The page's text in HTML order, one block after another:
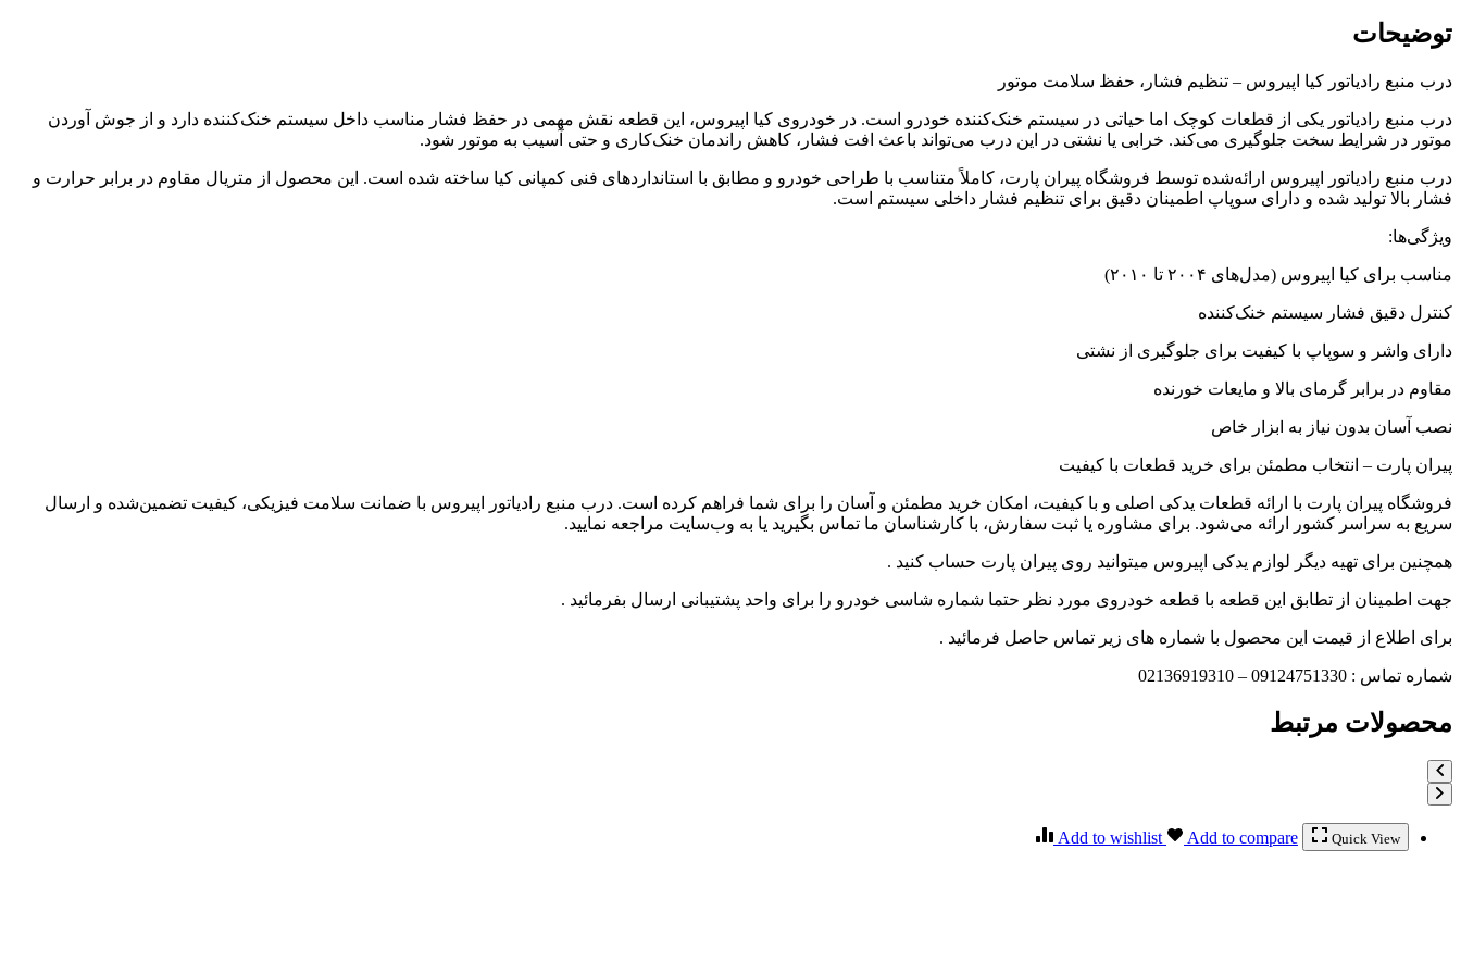
توضیحات
درب منبع رادیاتور کیا اپیروس – تنظیم فشار، حفظ سلامت موتور
درب منبع رادیاتور یکی از قطعات کوچک اما حیاتی در سیستم خنک‌کننده خودرو است. در خودروی کیا اپیروس، این قطعه نقش مهمی در حفظ فشار مناسب داخل سیستم خنک‌کننده دارد و از جوش آوردن
موتور در شرایط سخت جلوگیری می‌کند. خرابی یا نشتی در این درب می‌تواند باعث افت فشار، کاهش راندمان خنک‌کاری و حتی آسیب به موتور شود.
درب منبع رادیاتور اپیروس ارائه‌شده توسط فروشگاه پیران پارت، کاملاً متناسب با طراحی خودرو و مطابق با استانداردهای فنی کمپانی کیا ساخته شده است. این محصول از متریال مقاوم در برابر حرارت و
فشار بالا تولید شده و دارای سوپاپ اطمینان دقیق برای تنظیم فشار داخلی سیستم است.
ویژگی‌ها:
مناسب برای کیا اپیروس (مدل‌های ۲۰۰۴ تا ۲۰۱۰)
کنترل دقیق فشار سیستم خنک‌کننده
دارای واشر و سوپاپ با کیفیت برای جلوگیری از نشتی
مقاوم در برابر گرمای بالا و مایعات خورنده
نصب آسان بدون نیاز به ابزار خاص
پیران پارت – انتخاب مطمئن برای خرید قطعات با کیفیت
فروشگاه پیران پارت با ارائه قطعات یدکی اصلی و با کیفیت، امکان خرید مطمئن و آسان را برای شما فراهم کرده است. درب منبع رادیاتور اپیروس با ضمانت سلامت فیزیکی، کیفیت تضمین‌شده و ارسال
سریع به سراسر کشور ارائه می‌شود. برای مشاوره یا ثبت سفارش، با کارشناسان ما تماس بگیرید یا به وب‌سایت مراجعه نمایید.
همچنین برای تهیه دیگر لوازم یدکی اپیروس میتوانید روی پیران پارت حساب کنید .
جهت اطمینان از تطابق این قطعه با قطعه خودروی مورد نظر حتما شماره شاسی خودرو را برای واحد پشتیبانی ارسال بفرمائید .
برای اطلاع از قیمت این محصول با شماره های زیر تماس حاصل فرمائید .
شماره تماس : 09124751330 – 02136919310
محصولات مرتبط
Quick View
Add to wishlist Add to compare